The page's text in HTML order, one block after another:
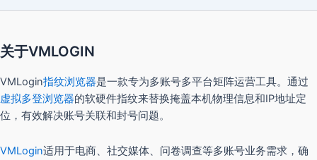
关于VMLOGIN
VMLogin指纹浏览器是一款专为多账号多平台矩阵运营工具。通过
虚拟多登浏览器的软硬件指纹来替换掩盖本机物理信息和IP地址定
位，有效解决账号关联和封号问题。
VMLogin适用于电商、社交媒体、问卷调查等多账号业务需求，确